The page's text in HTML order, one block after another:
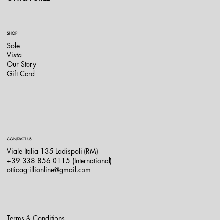
SHOP
Sole
Vista
Our Story
Gift Card
CONTACT US
Viale Italia 135 Ladispoli (RM)
+39 338 856 0115 (International)
otticagrillionline@gmail.com
Terms & Conditions